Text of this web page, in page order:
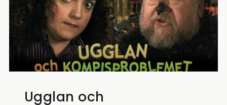
Ugglan och